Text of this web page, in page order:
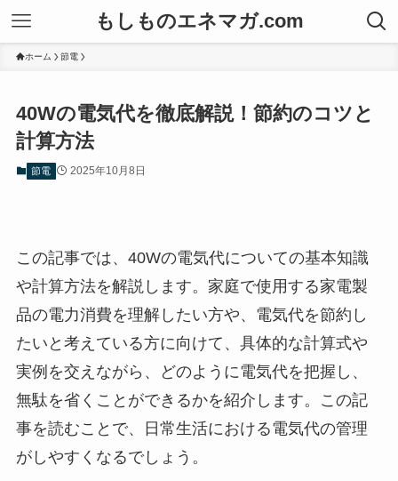
もしものエネマガ.com
ホーム 節電
40Wの電気代を徹底解説！節約のコツと
計算方法
節電 2025年10月8日
この記事では、40Wの電気代についての基本知識
や計算方法を解説します。家庭で使用する家電製
品の電力消費を理解したい方や、電気代を節約し
たいと考えている方に向けて、具体的な計算式や
実例を交えながら、どのように電気代を把握し、
無駄を省くことができるかを紹介します。この記
事を読むことで、日常生活における電気代の管理
がしやすくなるでしょう。